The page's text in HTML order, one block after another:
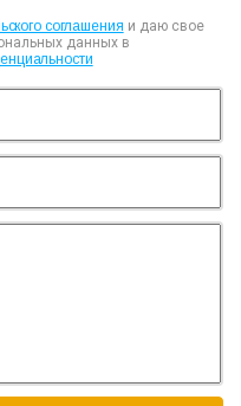
соглашения и даю свое
данных в